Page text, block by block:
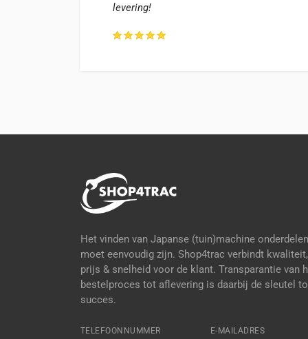
levering!
Het vinden van Japanse (tuin)machine onderdelen
moet eenvoudig zijn. Shop4trac verbindt kwaliteit,
prijs & snelheid voor de klant. Transparantie van
bestelproces tot aflevering is daarbij de sleutel
succes.
TELEFOONNUMMER E-MAILADRES